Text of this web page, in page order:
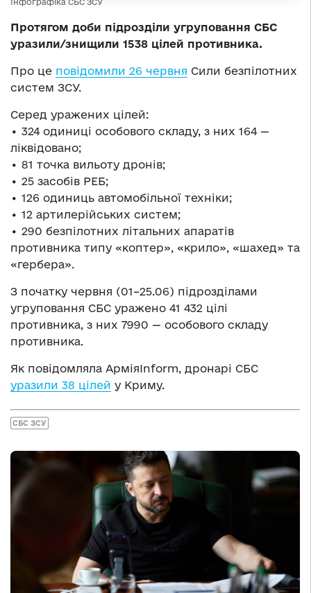
Протягом доби підрозділи угруповання СБС
уразили/знищили 1538 цілей противника.
Про це повідомили 26 червня Сили безпілотних
систем ЗСУ.
Серед уражених цілей:
• 324 одиниці особового складу, з них 164 —
ліквідовано;
• 81 точка вильоту дронів;
• 25 засобів РЕБ;
• 126 одиниць автомобільної техніки;
• 12 артилерійських систем;
• 290 безпілотних літальних апаратів
противника типу «коптер», «крило», «шахед» та
«гербера».
З початку червня (01–25.06) підрозділами
угруповання СБС уражено 41 432 цілі
противника, з них 7990 — особового складу
противника.
Як повідомляла АрміяInform, дронарі СБС
уразили 38 цілей у Криму.
СБС ЗСУ